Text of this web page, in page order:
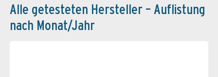
Alle getesteten Hersteller – Auflistung
nach Monat/Jahr